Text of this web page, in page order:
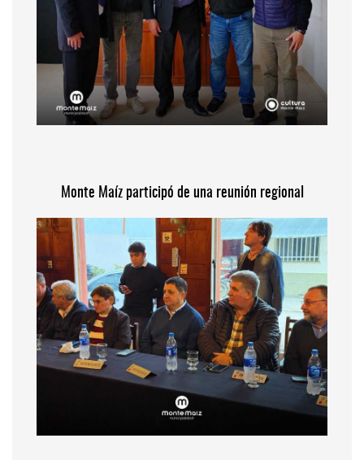
Monte Maíz participó de una reunión regional